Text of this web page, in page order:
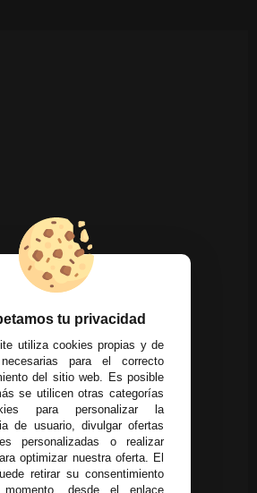
tu privacidad
utiliza cookies propias y de
para el correcto
del sitio web. Es posible
se utilicen otras categorías
para personalizar la
de usuario, divulgar ofertas
personalizadas o realizar
optimizar nuestra oferta. El
retirar su consentimiento
desde el enlace